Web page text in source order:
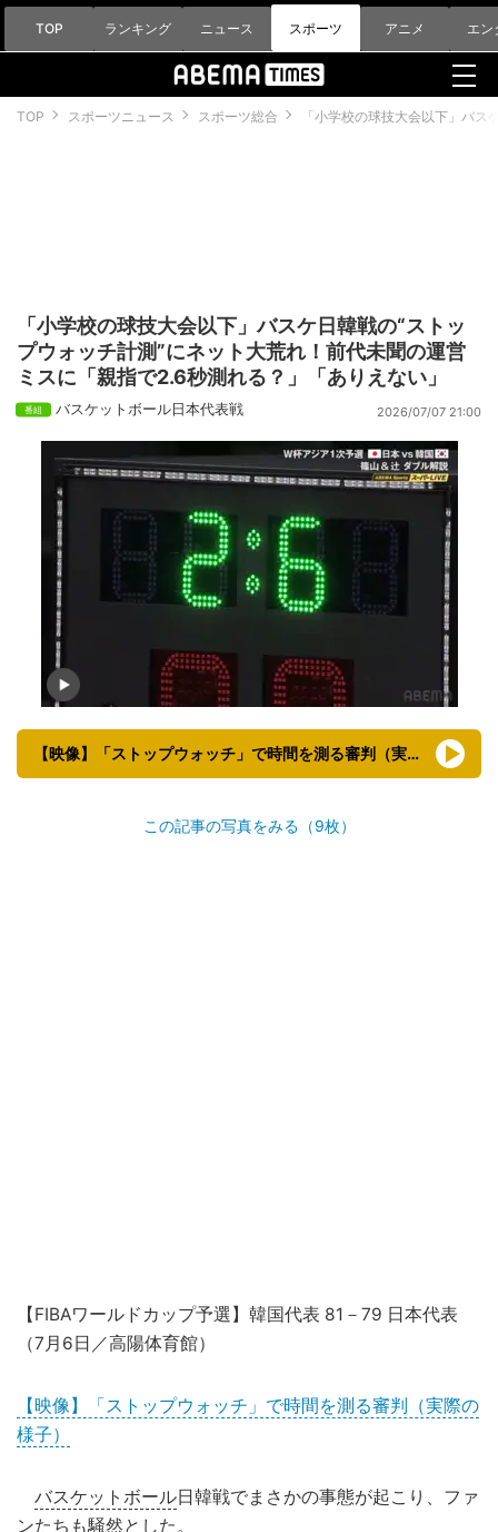
TOP ランキング ニュース スポーツ アニメ エン
TOP スポーツニュース スポーツ総合 「小学校の球技大会以下」バ
「小学校の球技大会以下」バスケ日韓戦の“ストッ
プウォッチ計測”にネット大荒れ！前代未聞の運営
ミスに「親指で2.6秒測れる？」「ありえない」
バスケットボール日本代表戦 2026/07/07 21:00
【映像】「ストップウォッチ」で時間を測る審判（実際の様子）
この記事の写真をみる（9枚）
【FIBAワールドカップ予選】韓国代表 81－79 日本代表
（7月6日／高陽体育館）
【映像】「ストップウォッチ」で時間を測る審判（実際の
様子）
バスケットボール日韓戦でまさかの事態が起こり、ファ
ンたちも騒然とした。